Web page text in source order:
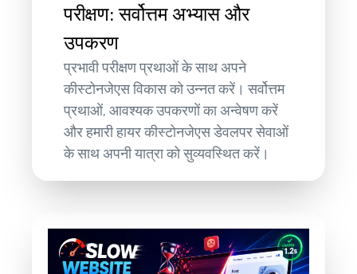
परीक्षण: सर्वोत्तम अभ्यास और
उपकरण
प्रभावी परीक्षण प्रथाओं के साथ अपने
कीस्टोनजेएस विकास को उन्नत करें। सर्वोत्तम
प्रथाओं, आवश्यक उपकरणों का अन्वेषण करें
और हमारी हायर कीस्टोनजेएस डेवलपर सेवाओं
के साथ अपनी यात्रा को सुव्यवस्थित करें।